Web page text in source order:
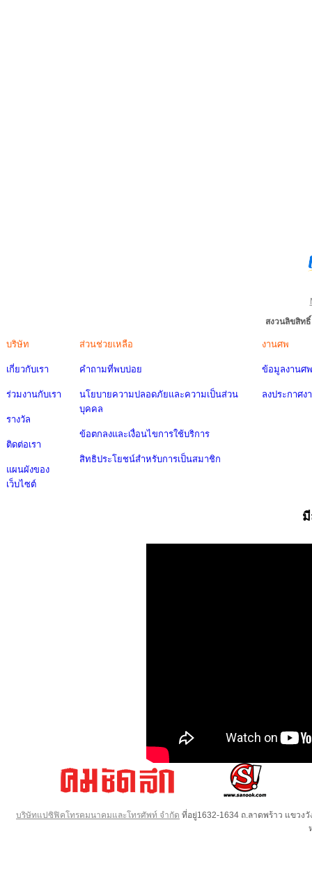
สงวนลิขสิท
บริษัท
เกี่ยวกับเรา
ร่วมงานกับเรา
รางวัล
ติดต่อเรา
แผนผังของ
เว็บไซต์
ส่วนช่วยเหลือ
คำถามที่พบบ่อย
นโยบายความปลอดภัยและความเป็นส่วน
บุคคล
ข้อตกลงและเงื่อนไขการใช้บริการ
สิทธิประโยชน์สำหรับการเป็นสมาชิก
งานศพ
ข้อมูลงานศพ
ลงประกาศง
บริษัทแปซิฟิคโทรคมนาคมและโทรศัพท์ จำกัด ที่อยู่1632-1634 ถ.ลาดพร้าว แขวง